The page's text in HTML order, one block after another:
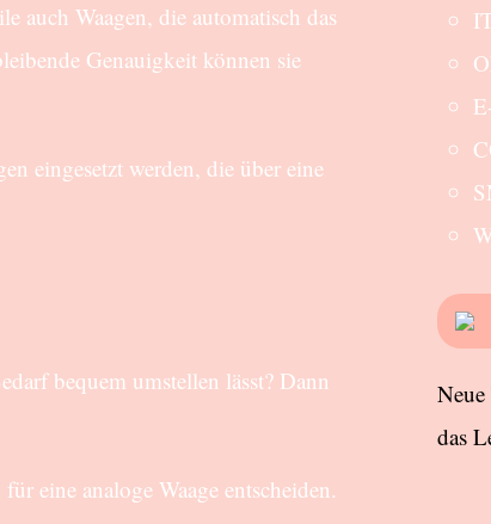
auch Waagen, die automatisch das
Genauigkeit können sie
eingesetzt werden, die über eine
bequem umstellen lässt? Dann
eine analoge Waage entscheiden.
das